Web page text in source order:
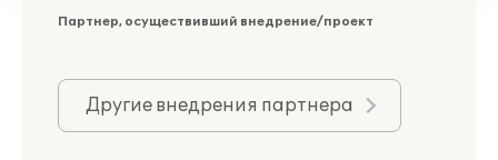
Партнер, осуществивший внедрение/проект
Другие внедрения партнера